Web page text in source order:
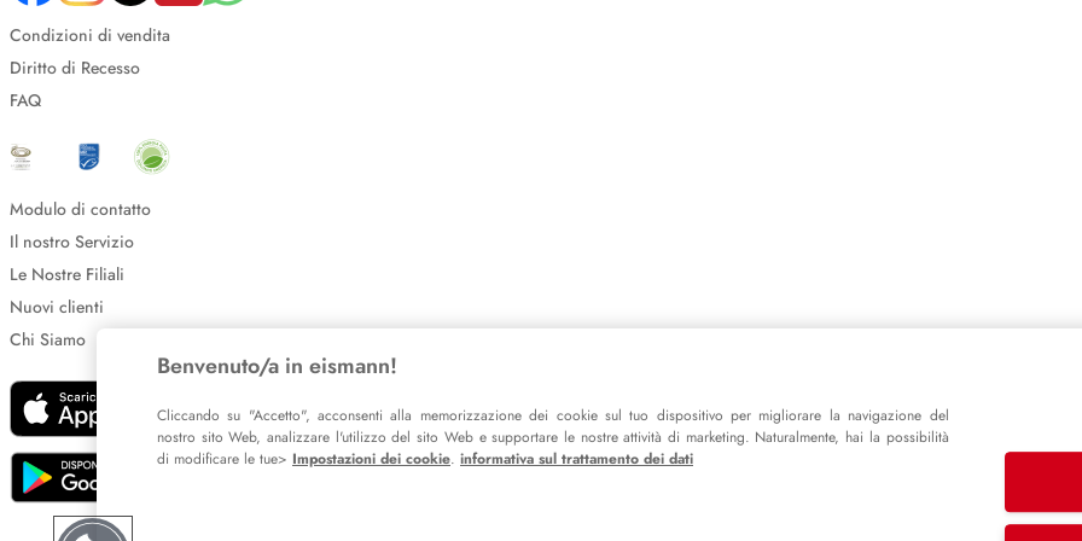
Condizioni di vendita
Diritto di Recesso
FAQ
Modulo di contatto
Il nostro Servizio
Le Nostre Filiali
Nuovi clienti
Chi Siamo
Benvenuto/a in eismann!
Cliccando su "Accetto", acconsenti alla memorizzazione dei cookie sul tuo dispositivo per migliorare la navigazione del
nostro sito Web, analizzare l'utilizzo del sito Web e supportare le nostre attività di marketing. Naturalmente, hai la possibilità
di modificare le tue> Impostazioni dei cookie. informativa sul trattamento dei dati